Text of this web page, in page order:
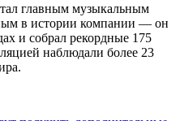
главным музыкальным
в истории компании — он
и собрал рекордные 175
наблюдали более 23